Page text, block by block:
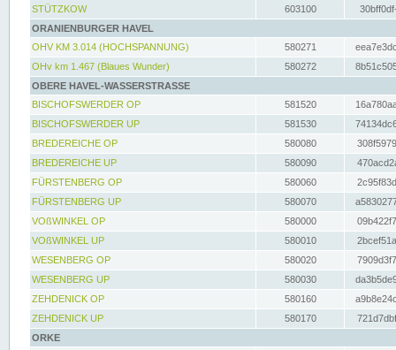
STÜTZKOW
603100
ORANIENBURGER HAVEL
OHV KM 3.014 (HOCHSPANNUNG)
580271
OHv km 1.467 (Blaues Wunder)
580272
OBERE HAVEL-WASSERSTRASSE
BISCHOFSWERDER OP
581520
BISCHOFSWERDER UP
581530
BREDEREICHE OP
580080
BREDEREICHE UP
580090
FÜRSTENBERG OP
580060
FÜRSTENBERG UP
580070
VOßWINKEL OP
580000
VOßWINKEL UP
580010
WESENBERG OP
580020
WESENBERG UP
580030
ZEHDENICK OP
580160
ZEHDENICK UP
580170
ORKE